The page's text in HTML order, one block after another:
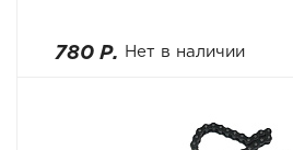
780 Р. Нет в наличии